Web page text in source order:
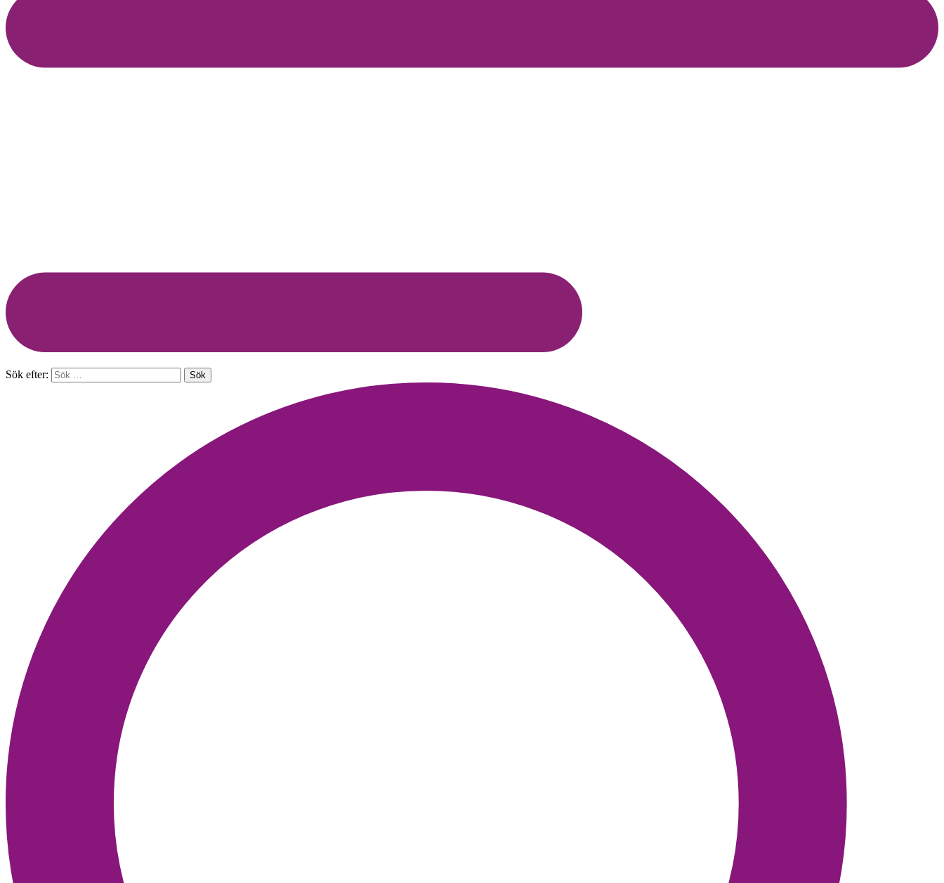
Sök efter: